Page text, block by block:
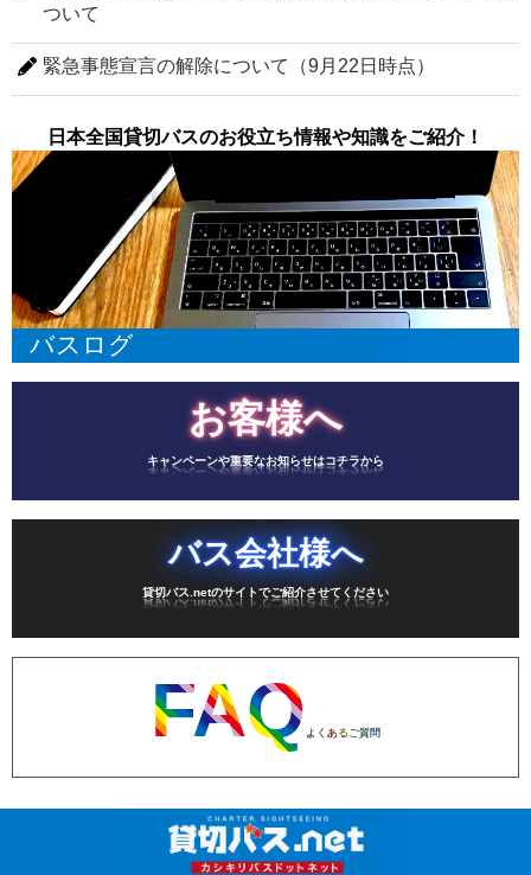
ついて
緊急事態宣言の解除について（9月22日時点）
日本全国貸切バスのお役立ち情報や知識をご紹介！
バスログ
お客様へ
キャンペーンや重要なお知らせはコチラから
バス会社様へ
貸切バス.netのサイトでご紹介させてください
FAQ よくあるご質問